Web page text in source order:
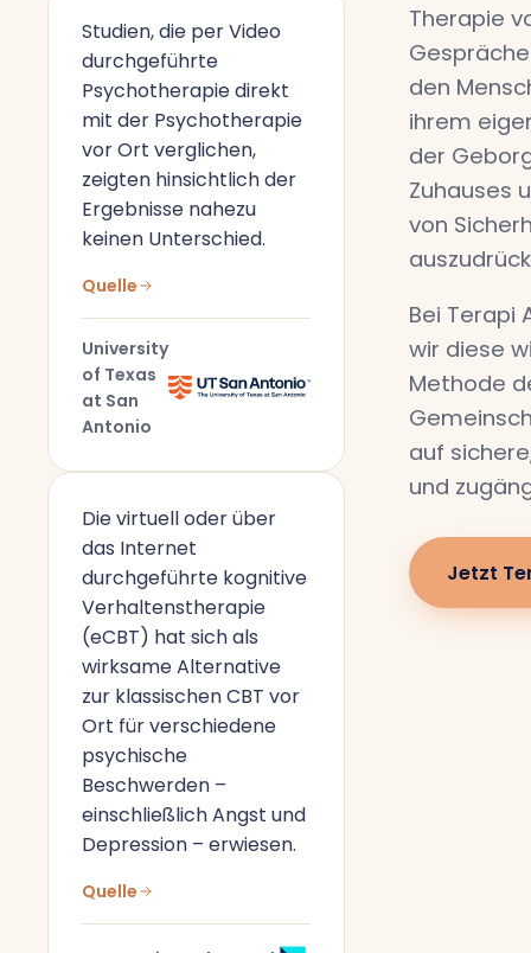
Studien, die per Video
durchgeführte
Psychotherapie direkt
mit der Psychotherapie
vor Ort verglichen,
zeigten hinsichtlich der
Ergebnisse nahezu
keinen Unterschied.
Quelle
University
of Texas
at San
Antonio
Die virtuell oder über
das Internet
durchgeführte kognitive
Verhaltenstherapie
(eCBT) hat sich als
wirksame Alternative
zur klassischen CBT vor
Ort für verschiedene
psychische
Beschwerden –
einschließlich Angst und
Depression – erwiesen.
Quelle
Therapie
den
ihrem
der
Zuhauses
von
Bei Terapi
wir diese
Methode
auf
und
Jetzt